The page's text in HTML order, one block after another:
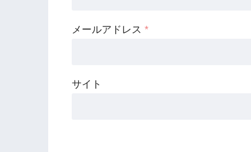
メールアドレス *
サイト